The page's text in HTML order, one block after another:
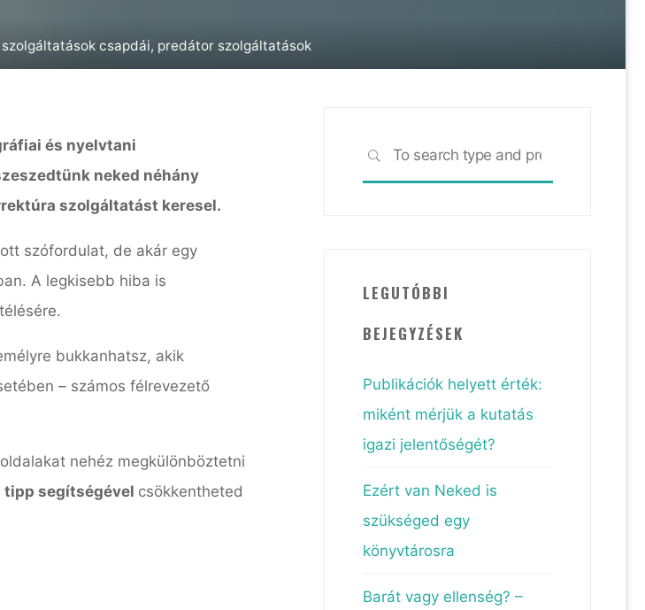
csapdái, predátor szolgáltatások
és nyelvtani
neked néhány
szolgáltatást keresel.
szófordulat, de akár egy
A legkisebb hiba is
bukkanhatsz, akik
– számos félrevezető
nehéz megkülönböztetni
tipp segítségével csökkentheted
SEARCH
LEGUTÓBBI
BEJEGYZÉSEK
Publikációk helyett érték:
miként mérjük a kutatás
igazi jelentőségét?
Ezért van Neked is
szükséged egy
könyvtárosra
Barát vagy ellenség? –